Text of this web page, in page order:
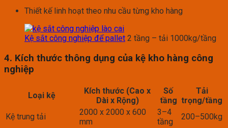
Thiết kế linh hoạt theo nhu cầu từng kho hàng
Kệ sắt công nghiệp để pallet 2 tầng – tải 1000kg/tầng
4. Kích thước thông dụng của kệ kho hàng công
nghiệp
Loại kệ
Kích thước (Cao x
Dài x Rộng)
Số
tầng
Tải
trọng/tầng
Kệ trung tải
2000 x 2000 x 600
mm
3–4
tầng
200–500kg